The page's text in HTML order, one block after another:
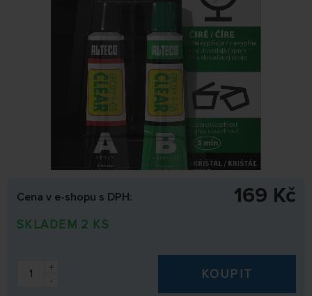
Cena v e-shopu s DPH: 169 Kč
SKLADEM 2 KS
+
-
KOUPIT